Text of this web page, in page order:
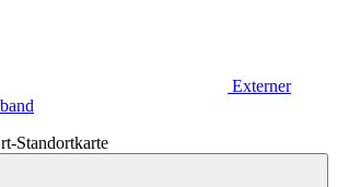
Externer
Standortkarte